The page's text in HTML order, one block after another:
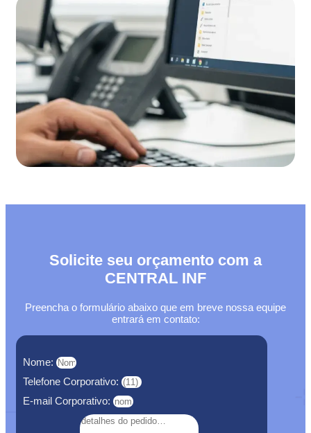
Solicite seu orçamento com a
CENTRAL INF
Preencha o formulário abaixo que em breve nossa equipe
entrará em contato:
Nome:
Telefone Corporativo:
E-mail Corporativo: